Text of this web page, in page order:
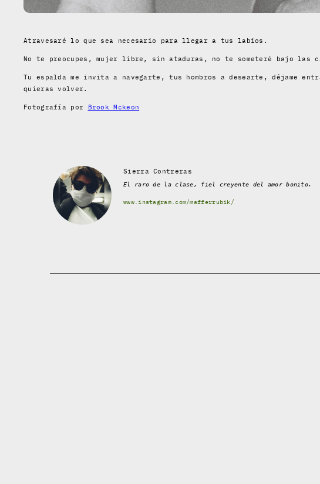
Atravesaré lo que sea necesario para llegar a tus labios.
No te preocupes, mujer libre, sin ataduras, no te someteré bajo las
Tu espalda me invita a navegarte, tus hombros a desearte, déjame
quieras volver.
Fotografía por Brook Mckeon
Sierra Contreras
El raro de la clase, fiel creyente del amor bonito.
www.instagram.com/mafferrubik/